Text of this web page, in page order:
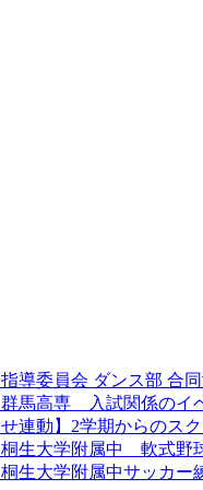
導委員会 ダンス部 合
群馬高専 入試関係のイ
せ連動】2学期からの
桐生大学附属中 軟式野
桐生大学附属中サッカー